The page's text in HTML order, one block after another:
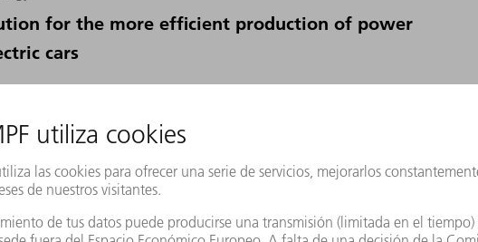
for the more efficient production of power
cars
TRUMPF presents its most productive and flexible